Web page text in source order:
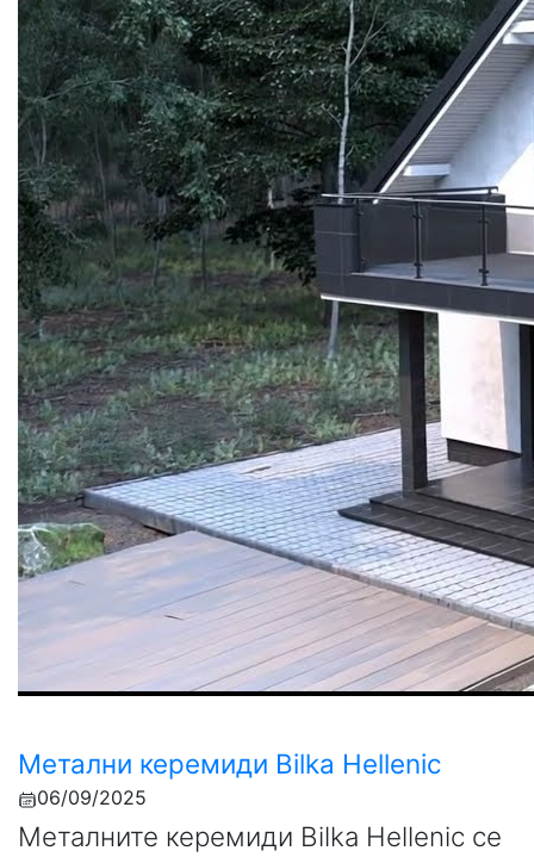
Метални керемиди Bilka Hellenic
06/09/2025
Металните керемиди Bilka Hellenic се